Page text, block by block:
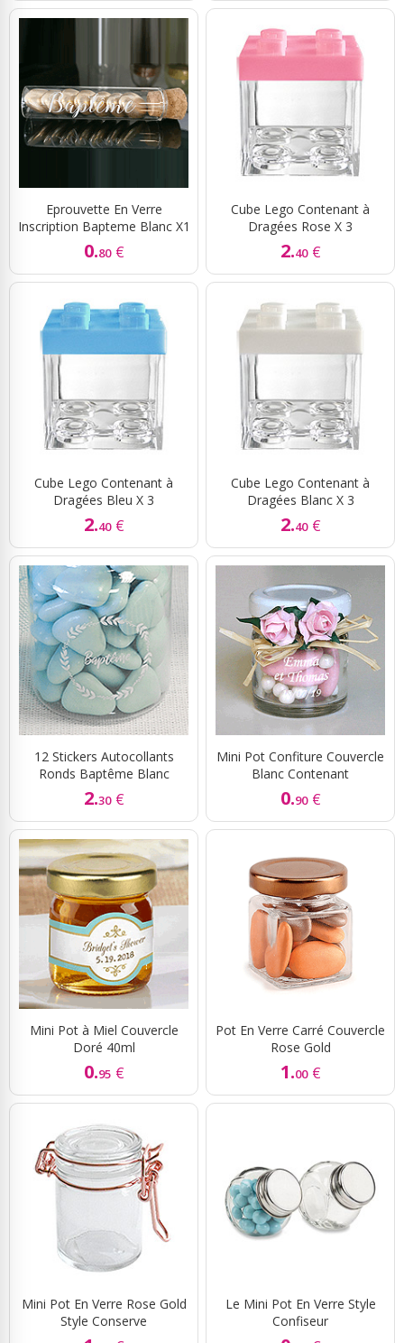
Eprouvette En Verre
Inscription Bapteme Blanc X1
0.80 €
Cube Lego Contenant à
Dragées Rose X 3
2.40 €
Cube Lego Contenant à
Dragées Bleu X 3
2.40 €
Cube Lego Contenant à
Dragées Blanc X 3
2.40 €
12 Stickers Autocollants
Ronds Baptême Blanc
2.30 €
Mini Pot Confiture Couvercle
Blanc Contenant
0.90 €
Mini Pot à Miel Couvercle
Doré 40ml
0.95 €
Pot En Verre Carré Couvercle
Rose Gold
1.00 €
Mini Pot En Verre Rose Gold
Style Conserve
Le Mini Pot En Verre Style
Confiseur